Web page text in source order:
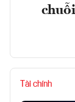
Tài chính